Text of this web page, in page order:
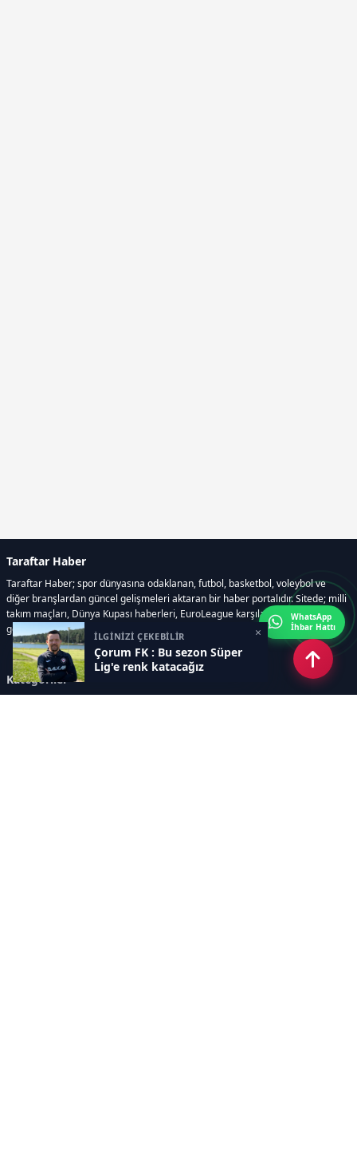
İLGİNİZİ ÇEKEBİLİR
Çorum FK : Bu sezon Süper
Lig'e renk katacağız
×
Taraftar Haber
Taraftar Haber; spor dünyasına odaklanan, futbol, basketbol, voleybol ve
diğer branşlardan güncel gelişmeleri aktaran bir haber portalıdır. Sitede; milli
takım maçları, Dünya Kupası haberleri, EuroLeague karşılaşmaları, transfer
gelişmeleri, sporcuların biyografileri, anketler yer almaktadır.
Kategoriler
WhatsApp
İhbar Hattı